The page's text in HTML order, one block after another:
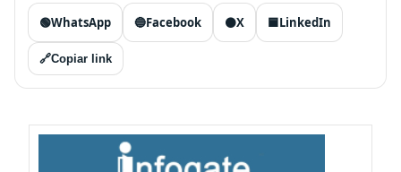
🟢WhatsApp 🔵Facebook ⚫X 🟦LinkedIn
🔗Copiar link